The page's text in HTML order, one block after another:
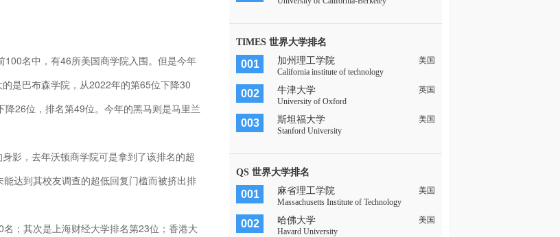
名中，有46所美国商学院入围。但是今年
是巴布森学院，从2022年的第65位下降30
26位，排名第49位。今年的黑马则是马里兰
影，去年沃顿商学院可是拿到了该排名的超
达到其校友调查的超低回复门槛而被挤出排
；其次是上海财经大学排名第23位；香港大
TIMES 世界大学排名
001 加州理工学院
美国
California institute of technology
002 牛津大学
英国
University of Oxford
003 斯坦福大学
美国
Stanford University
QS 世界大学排名
001 麻省理工学院
美国
Massachusetts Institute of Technology
002 哈佛大学
美国
Havard University